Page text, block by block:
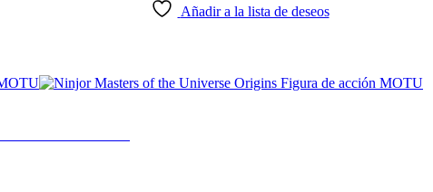
Añadir a la lista de deseos